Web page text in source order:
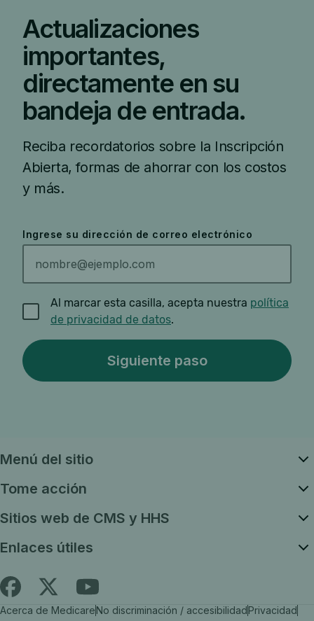
Actualizaciones
importantes,
directamente en su
bandeja de entrada.
Reciba recordatorios sobre la Inscripción
Abierta, formas de ahorrar con los costos
y más.
Ingrese su dirección de correo electrónico
Al marcar esta casilla, acepta nuestra política
de privacidad de datos.
Menú del sitio
Tome acción
Sitios web de CMS y HHS
Enlaces útiles
BusqueSiga
Busque
Acerca de MedicareNo discriminación / accesibilidadPrivacidad